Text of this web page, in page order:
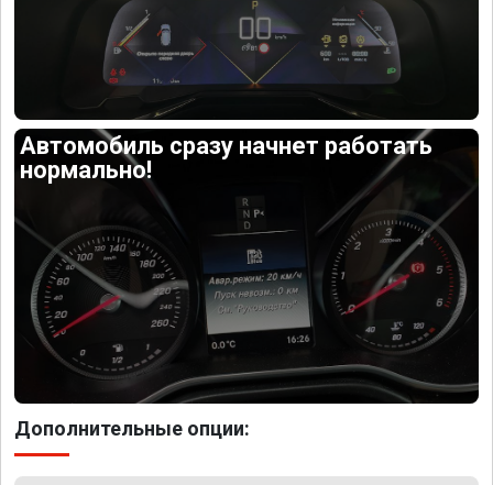
Автомобиль сразу начнет работать
нормально!
Дополнительные опции: